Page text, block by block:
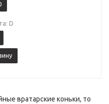
D
вратарские коньки, то